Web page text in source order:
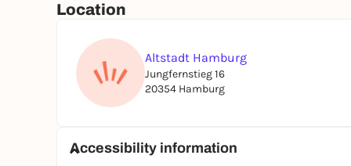
Location
Altstadt Hamburg
Jungfernstieg 16
20354 Hamburg
Accessibility information